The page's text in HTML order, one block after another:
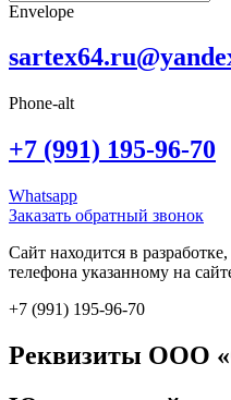
Envelope
Phone-alt
+7 (991) 195-96-70
Whatsapp
Заказать обратный звонок
Сайт находится в
телефона указанному на
+7 (991) 195-96-70
Реквизиты ООО